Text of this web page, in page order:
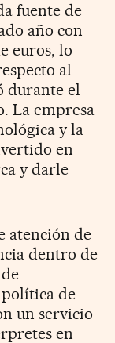
fuente de
año con
euros, lo
al
durante el
La empresa
y la
en
y darle
atención de
dentro de
de
un servicio
en